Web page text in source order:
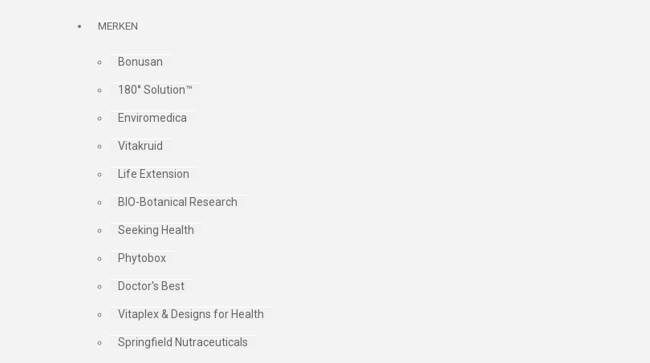
MERKEN
Bonusan
180° Solution™
Enviromedica
Vitakruid
Life Extension
BIO-Botanical Research
Seeking Health
Phytobox
Doctor's Best
Vitaplex & Designs for Health
Springfield Nutraceuticals